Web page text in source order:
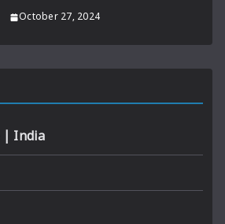
October 27, 2024
| India